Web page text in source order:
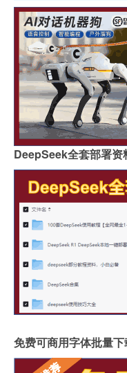
DeepSeek全套部署资
免费可商用字体批量下